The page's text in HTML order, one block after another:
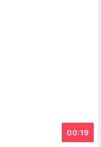
00:19